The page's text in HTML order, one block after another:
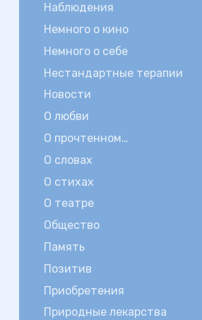
Наблюдения
Немного о кино
Немного о себе
Нестандартные терапии
Новости
О любви
О прочтенном…
О словах
О стихах
О театре
Общество
Память
Позитив
Приобретения
Природные лекарства